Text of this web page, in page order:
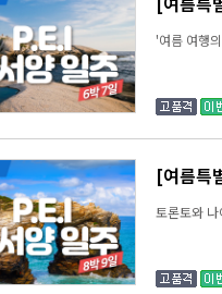
'여름 여행
[여름특
토론토와